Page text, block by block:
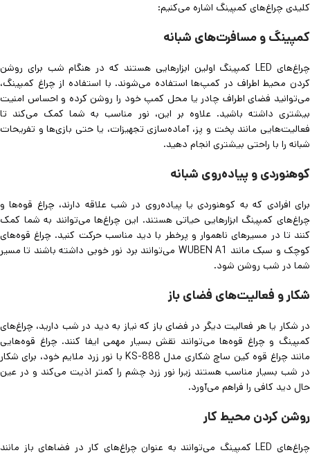
کلیدی چراغ‌های کمپینگ اشاره می‌کنیم:
کمپینگ و مسافرت‌های شبانه
چراغ‌های LED کمپینگ اولین ابزارهایی هستند که در هنگام شب برای روشن
کردن محیط اطراف در کمپ‌ها استفاده می‌شوند. با استفاده از چراغ کمپینگ،
می‌توانید فضای اطراف چادر یا محل کمپ خود را روشن کرده و احساس امنیت
بیشتری داشته باشید. علاوه بر این، نور مناسب به شما کمک می‌کند تا
فعالیت‌هایی مانند پخت و پز، آماده‌سازی تجهیزات، یا حتی بازی‌ها و تفریحات
شبانه را با راحتی بیشتری انجام دهید.
کوهنوردی و پیاده‌روی شبانه
برای افرادی که به کوهنوردی یا پیاده‌روی در شب علاقه دارند، چراغ قوه‌ها و
چراغ‌های کمپینگ ابزارهایی حیاتی هستند. این چراغ‌ها می‌توانند به شما کمک
کنند تا در مسیرهای ناهموار و پرخطر با دید مناسب حرکت کنید. چراغ قوه‌های
کوچک و سبک مانند WUBEN A1 می‌توانند برد نور خوبی داشته باشند تا مسیر
شما در شب روشن شود.
شکار و فعالیت‌های فضای باز
در شکار یا هر فعالیت دیگر در فضای باز که نیاز به دید در شب دارید، چراغ‌های
کمپینگ و چراغ قوه‌ها می‌توانند نقش بسیار مهمی ایفا کنند. چراغ قوه‌هایی
مانند چراغ قوه کین ساچ شکاری مدل KS-888 با نور زرد ملایم خود، برای شکار
در شب بسیار مناسب هستند زیرا نور زرد چشم را کمتر اذیت می‌کند و در عین
حال دید کافی را فراهم می‌آورد.
روشن کردن محیط کار
چراغ‌های LED کمپینگ می‌توانند به عنوان چراغ‌های کار در فضاهای باز مانند